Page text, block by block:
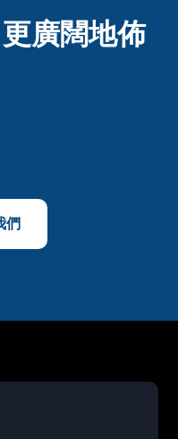
廣闊地佈
們